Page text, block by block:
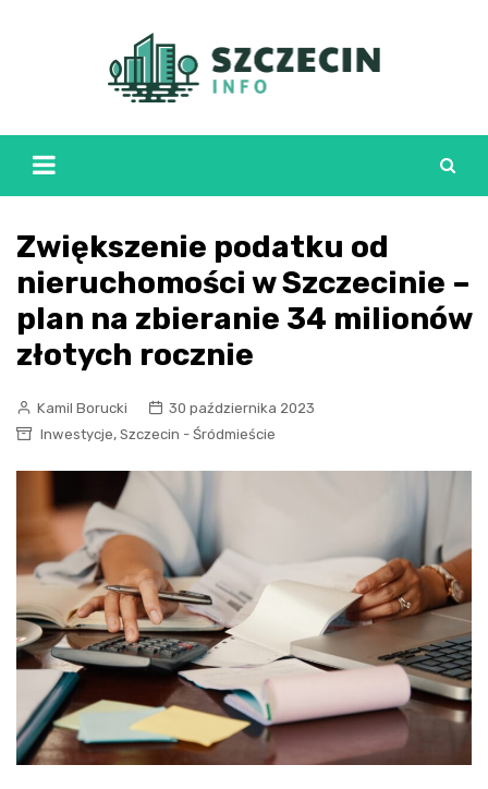
Zwiększenie podatku od
nieruchomości w Szczecinie –
plan na zbieranie 34 milionów
złotych rocznie
Kamil Borucki
30 października 2023
Inwestycje, Szczecin - Śródmieście